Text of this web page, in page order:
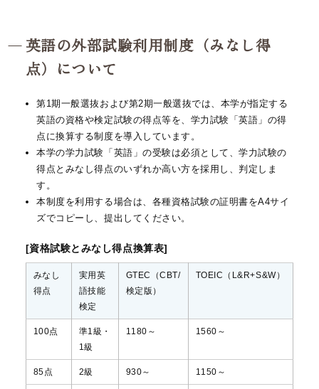
英語の外部試験利用制度（みなし得
点）について
第1期一般選抜および第2期一般選抜では、本学が指定する
英語の資格や検定試験の得点等を、学力試験「英語」の得
点に換算する制度を導入しています。
本学の学力試験「英語」の受験は必須として、学力試験の
得点とみなし得点のいずれか高い方を採用し、判定しま
す。
本制度を利用する場合は、各種資格試験の証明書をA4サイ
ズでコピーし、提出してください。
[資格試験とみなし得点換算表]
みなし
得点
実用英
語技能
検定
GTEC（CBT/
検定版）
TOEIC（L&R+S&W）
100点
準1級・
1級
1180～ 1560～
85点 2級 930～ 1150～